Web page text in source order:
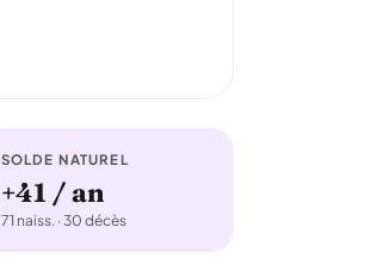
SOLDE NATUREL
+41 / an
71 naiss. · 30 décès